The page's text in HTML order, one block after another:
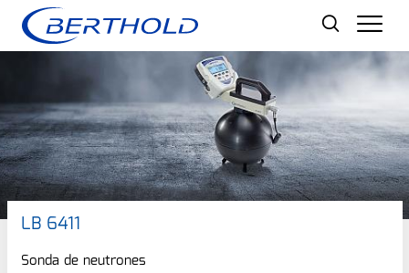
LB 6411
Sonda de neutrones